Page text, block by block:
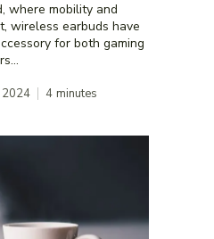
where mobility and
wireless earbuds have
for both gaming
2024 4 minutes